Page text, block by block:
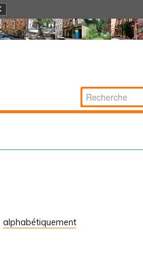
Chercher par
Recherche
alphabétiquement